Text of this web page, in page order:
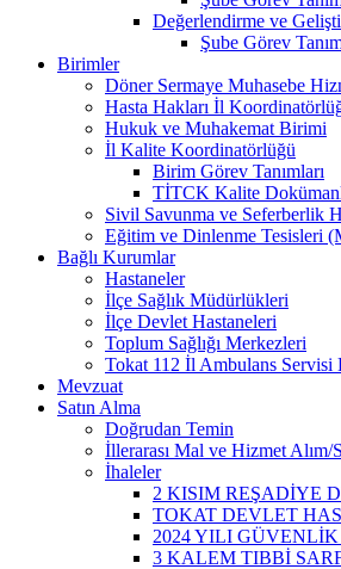
Değerlendirme ve
Şube Görev
Birimler
Döner Sermaye Muhasebe
Hasta Hakları İl
Hukuk ve Muhakemat Birimi
İl Kalite Koordinatörlüğü
Birim Görev Tanımları
TİTCK Kalite
Sivil Savunma ve Seferberlik
Eğitim ve Dinlenme Tesisleri
Bağlı Kurumlar
Hastaneler
İlçe Sağlık Müdürlükleri
İlçe Devlet Hastaneleri
Toplum Sağlığı Merkezleri
Tokat 112 İl Ambulans Servisi
Mevzuat
Satın Alma
Doğrudan Temin
İllerarası Mal ve Hizmet Alım/
İhaleler
2 KISIM REŞADİYE
TOKAT DEVLET
2024 YILI
3 KALEM TIBBİ